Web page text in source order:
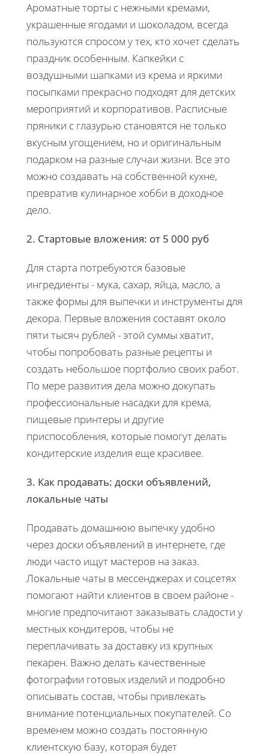
Ароматные торты с нежными кремами,
украшенные ягодами и шоколадом, всегда
пользуются спросом у тех, кто хочет сделать
праздник особенным. Капкейки с
воздушными шапками из крема и яркими
посыпками прекрасно подходят для детских
мероприятий и корпоративов. Расписные
пряники с глазурью становятся не только
вкусным угощением, но и оригинальным
подарком на разные случаи жизни. Все это
можно создавать на собственной кухне,
превратив кулинарное хобби в доходное
дело.
2. Стартовые вложения: от 5 000 руб
Для старта потребуются базовые
ингредиенты - мука, сахар, яйца, масло, а
также формы для выпечки и инструменты для
декора. Первые вложения составят около
пяти тысяч рублей - этой суммы хватит,
чтобы попробовать разные рецепты и
создать небольшое портфолио своих работ.
По мере развития дела можно докупать
профессиональные насадки для крема,
пищевые принтеры и другие
приспособления, которые помогут делать
кондитерские изделия еще красивее.
3. Как продавать: доски объявлений,
локальные чаты
Продавать домашнюю выпечку удобно
через доски объявлений в интернете, где
люди часто ищут мастеров на заказ.
Локальные чаты в мессенджерах и соцсетях
помогают найти клиентов в своем районе -
многие предпочитают заказывать сладости у
местных кондитеров, чтобы не
переплачивать за доставку из крупных
пекарен. Важно делать качественные
фотографии готовых изделий и подробно
описывать состав, чтобы привлекать
внимание потенциальных покупателей. Со
временем можно создать постоянную
клиентскую базу, которая будет